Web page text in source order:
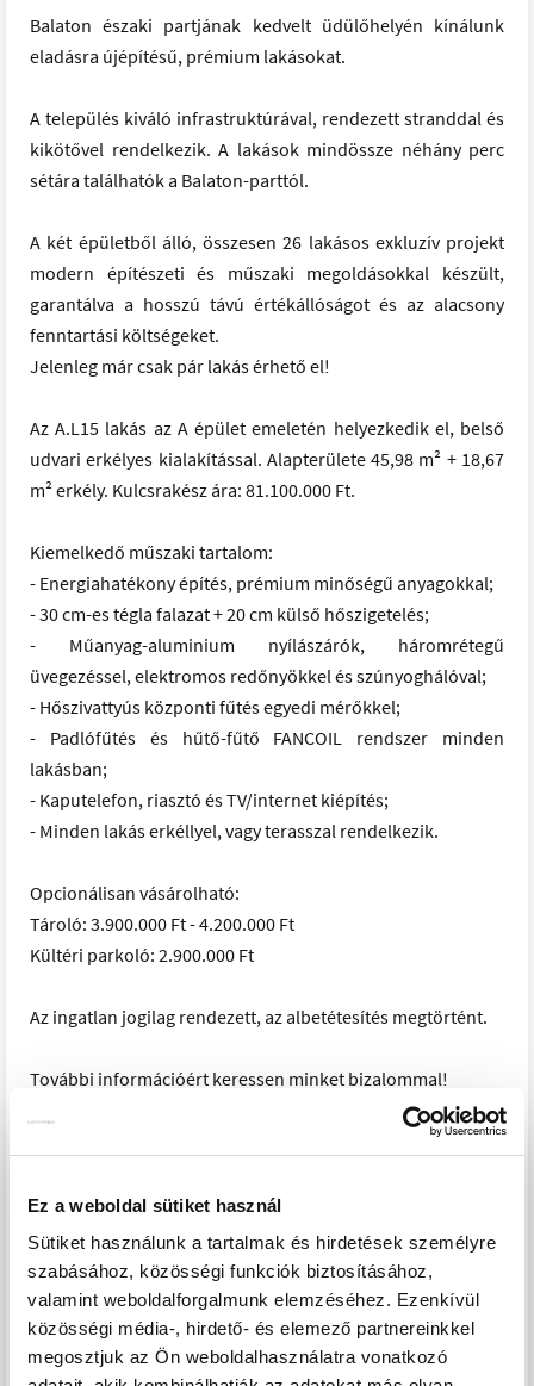
Ez a weboldal sütiket használ
Sütiket használunk a tartalmak és hirdetések személyre
szabásához, közösségi funkciók biztosításához,
valamint weboldalforgalmunk elemzéséhez. Ezenkívül
közösségi média-, hirdető- és elemező partnereinkkel
megosztjuk az Ön weboldalhasználatra vonatkozó
Balaton északi partjának kedvelt üdülőhelyén kínálunk
eladásra újépítésű, prémium lakásokat.
A település kiváló infrastruktúrával, rendezett stranddal és
kikötővel rendelkezik. A lakások mindössze néhány perc
sétára találhatók a Balaton-parttól.
A két épületből álló, összesen 26 lakásos exkluzív projekt
modern építészeti és műszaki megoldásokkal készült,
garantálva a hosszú távú értékállóságot és az alacsony
fenntartási költségeket.
Jelenleg már csak pár lakás érhető el!
Az A.L15 lakás az A épület emeletén helyezkedik el, belső
udvari erkélyes kialakítással. Alapterülete 45,98 m² + 18,67
m² erkély. Kulcsrakész ára: 81.100.000 Ft.
Kiemelkedő műszaki tartalom:
- Energiahatékony építés, prémium minőségű anyagokkal;
- 30 cm-es tégla falazat + 20 cm külső hőszigetelés;
- Műanyag-aluminium nyílászárók, háromrétegű
üvegezéssel, elektromos redőnyökkel és szúnyoghálóval;
- Hőszivattyús központi fűtés egyedi mérőkkel;
- Padlófűtés és hűtő-fűtő FANCOIL rendszer minden
lakásban;
- Kaputelefon, riasztó és TV/internet kiépítés;
- Minden lakás erkéllyel, vagy terasszal rendelkezik.
Opcionálisan vásárolható:
Tároló: 3.900.000 Ft - 4.200.000 Ft
Kültéri parkoló: 2.900.000 Ft
Az ingatlan jogilag rendezett, az albetétesítés megtörtént.
További információért keressen minket bizalommal!
Egyedi igényekre szabott lakás hitelekkel állunk
országban elérhető összes bank és hitelintézet ajánlatát
versenyezteti az Ön számára díjmentesen.
Munkatársaink nagy szakmai tapasztalattal várják Önt az
előre egyeztetett időpontban akár a normál munkaidő után
is.
PROJEKT BEMUTATÁSA